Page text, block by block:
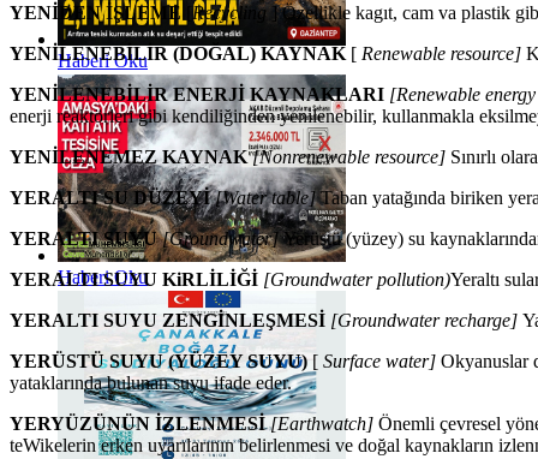
Haberi Oku
Haberi Oku
YENİDEN İŞLEME
Recycling] Özellikle kagıt, cam va plastik
YENİLENEBİLİR (DOĞAL) KAYNAK [ Renewable resource]
YENİLENEBİLİR ENERJİ KAYNAKLARI [Renewable
enerji reaktörleri gibi kendiliğinden yenilenebilir, kullanmakla
YENİLENEMEZ KAYNAK [Nonrenewable resource] Sınırlı
YERALTI SU DÜZEYİ [Water table]Taban yatağında biriken
YERALTI SUYU [Groundwater]Yerüstü (yüzey) su
YERALTI SUYU KiRLİLİĞİ [Groundwater pollution)Yeraltı
YERALTI SUYU ZENGİNLEŞMESİ [Groundwater recharge]
YERÜSTÜ SUYU (YÜZEY SUYU) [ Surface water] Okyanuslar
yataklarında bulunan suyu ifade eder.
YERYÜZÜNÜN İZLENMESİ [Earthwatch] Önemli çevresel
teWikelerin erken uyarılarının belirlenmesi ve doğal kaynakların